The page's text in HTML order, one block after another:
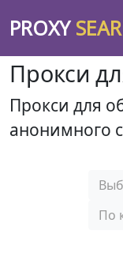
PROXY
Прокси
Прокси для
анонимного
По